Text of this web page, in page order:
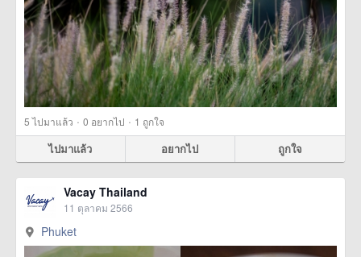
5ไปมาแล้ว · 0 อยากไป · 1 ถูกใจ
ไปมาแล้ว อยากไป ถูกใจ
Vacay Thailand
11 ตุลาคม 2566
Phuket